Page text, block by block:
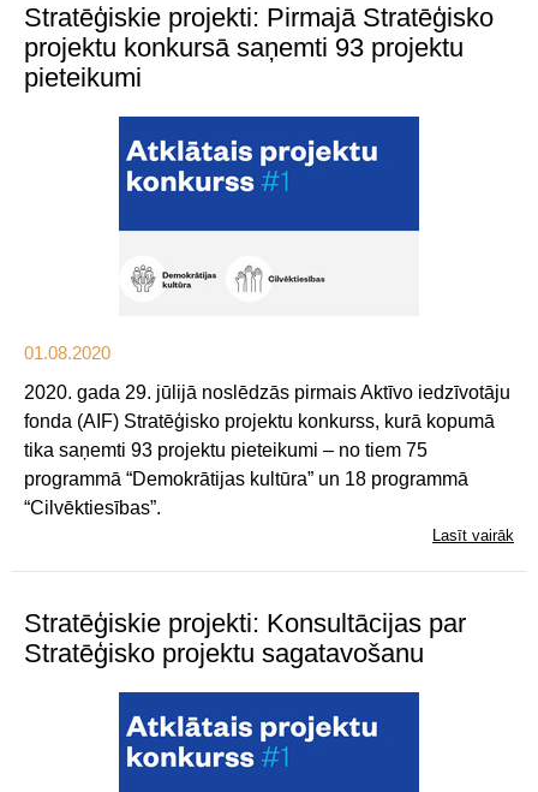
Stratēģiskie projekti: Pirmajā Stratēģisko
projektu konkursā saņemti 93 projektu
pieteikumi
01.08.2020
2020. gada 29. jūlijā noslēdzās pirmais Aktīvo iedzīvotāju
fonda (AIF) Stratēģisko projektu konkurss, kurā kopumā
tika saņemti 93 projektu pieteikumi – no tiem 75
programmā “Demokrātijas kultūra” un 18 programmā
“Cilvēktiesības”.
Lasīt vairāk
Stratēģiskie projekti: Konsultācijas par
Stratēģisko projektu sagatavošanu